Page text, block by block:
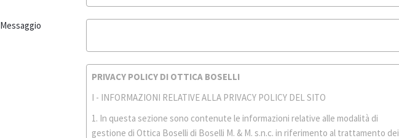
Messaggio
PRIVACY POLICY DI OTTICA BOSELLI
I - INFORMAZIONI RELATIVE ALLA PRIVACY POLICY DEL SITO
1. In questa sezione sono contenute le informazioni relative alle modalità di
gestione di Ottica Boselli di Boselli M. & M. s.n.c. in riferimento al trattamento dei